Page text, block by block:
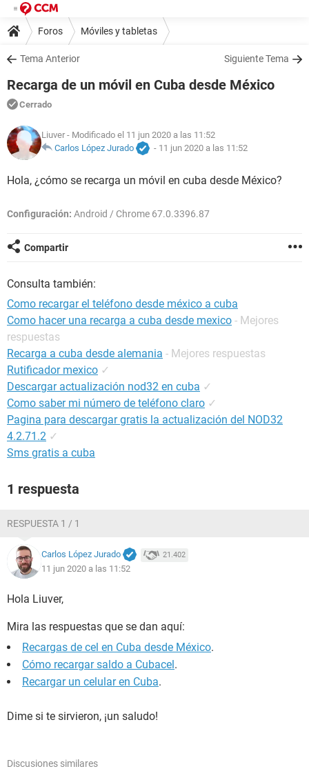
Foros Móviles y tabletas
Tema Anterior Siguiente Tema
Recarga de un móvil en Cuba desde México
Cerrado
Liuver - Modificado el 11 jun 2020 a las 11:52
Carlos López Jurado
- 11 jun 2020 a las 11:52
Hola, ¿cómo se recarga un móvil en cuba desde México?
Configuración: Android / Chrome 67.0.3396.87
Compartir
Consulta también:
Como recargar el teléfono desde méxico a cuba
Como hacer una recarga a cuba desde mexico - Mejores
respuestas
Recarga a cuba desde alemania - Mejores respuestas
Rutificador mexico ✓
Descargar actualización nod32 en cuba ✓
Como saber mi número de teléfono claro ✓
Pagina para descargar gratis la actualización del NOD32
4.2.71.2 ✓
Sms gratis a cuba
1 respuesta
RESPUESTA 1 / 1
Carlos López Jurado 21.402
11 jun 2020 a las 11:52
Hola Liuver,
Mira las respuestas que se dan aquí:
Recargas de cel en Cuba desde México.
Cómo recargar saldo a Cubacel.
Recargar un celular en Cuba.
Dime si te sirvieron, ¡un saludo!
Discusiones similares